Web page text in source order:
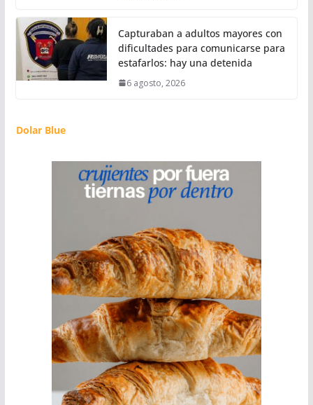
Capturaban a adultos mayores con
dificultades para comunicarse para
estafarlos: hay una detenida
6 agosto, 2026
Dolar Blue